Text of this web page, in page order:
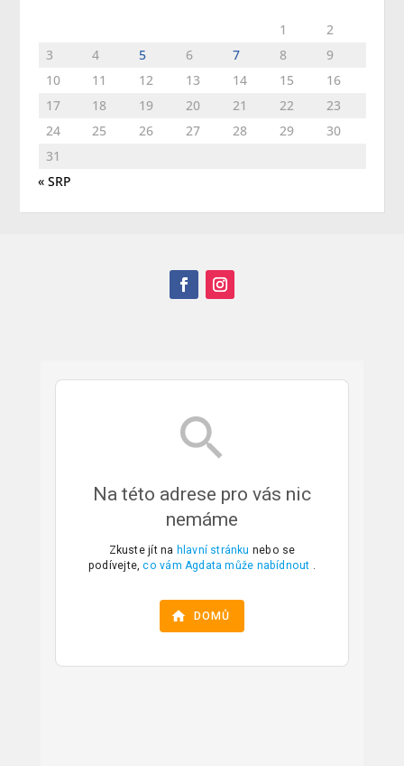
1
2
3
4 5 6 7 8
9
10
11 12 13 14 15
16
17
18 19 20 21 22
23
24
25 26 27 28 29
30
31
« SRP